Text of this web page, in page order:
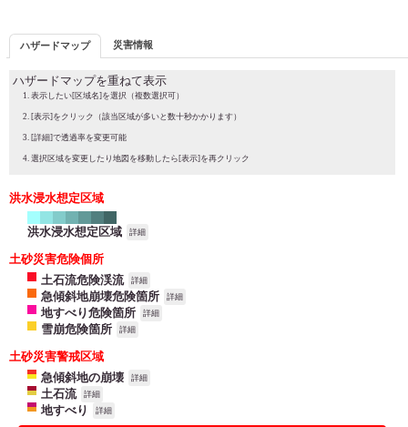
ハザードマップ 災害情報
ハザードマップを重ねて表示
表示したい[区域名]を選択（複数選択可）
[表示]をクリック（該当区域が多いと数十秒かかります）
[詳細]で透過率を変更可能
選択区域を変更したり地図を移動したら[表示]を再クリック
洪水浸水想定区域
洪水浸水想定区域 詳細
土砂災害危険個所
土石流危険渓流
詳細
急傾斜地崩壊危険箇所 詳細
地すべり危険箇所 詳細
雪崩危険箇所 詳細
土砂災害警戒区域
急傾斜地の崩壊
詳細
土石流 詳細
地すべり 詳細